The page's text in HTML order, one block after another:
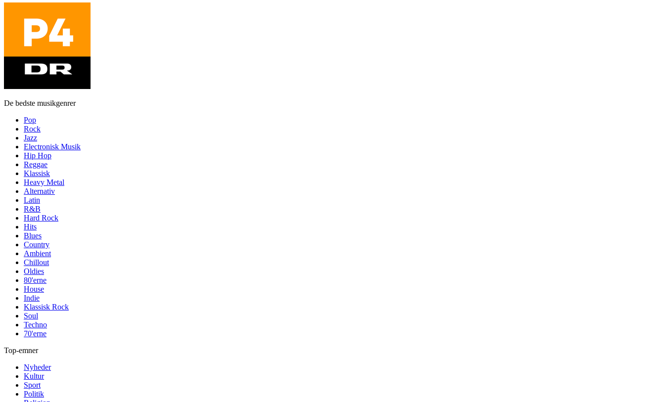
De bedste musikgenrer
Pop
Rock
Jazz
Electronisk Musik
Hip Hop
Reggae
Klassisk
Heavy Metal
Alternativ
Latin
R&B
Hard Rock
Hits
Blues
Country
Ambient
Chillout
Oldies
80'erne
House
Indie
Klassisk Rock
Soul
Techno
70'erne
Top-emner
Nyheder
Kultur
Sport
Politik